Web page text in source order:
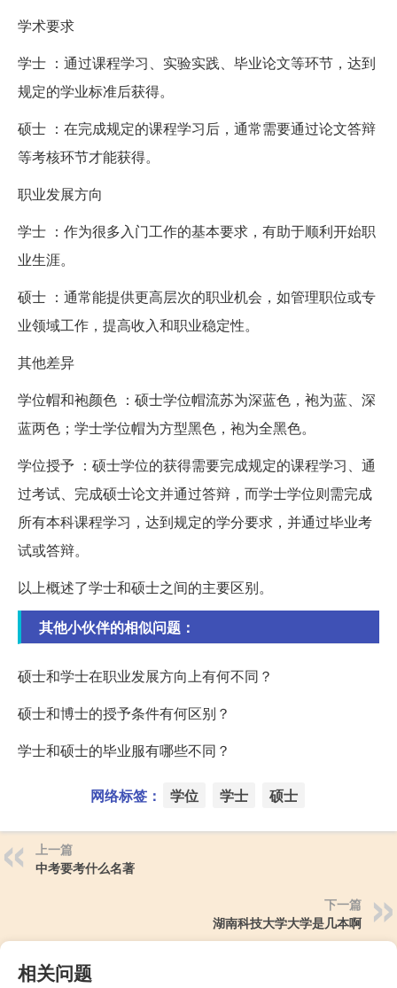
学术要求
学士 ：通过课程学习、实验实践、毕业论文等环节，达到
规定的学业标准后获得。
硕士 ：在完成规定的课程学习后，通常需要通过论文答辩
等考核环节才能获得。
职业发展方向
学士 ：作为很多入门工作的基本要求，有助于顺利开始职
业生涯。
硕士 ：通常能提供更高层次的职业机会，如管理职位或专
业领域工作，提高收入和职业稳定性。
其他差异
学位帽和袍颜色 ：硕士学位帽流苏为深蓝色，袍为蓝、深
蓝两色；学士学位帽为方型黑色，袍为全黑色。
学位授予 ：硕士学位的获得需要完成规定的课程学习、通
过考试、完成硕士论文并通过答辩，而学士学位则需完成
所有本科课程学习，达到规定的学分要求，并通过毕业考
试或答辩。
以上概述了学士和硕士之间的主要区别。
其他小伙伴的相似问题：
硕士和学士在职业发展方向上有何不同？
硕士和博士的授予条件有何区别？
学士和硕士的毕业服有哪些不同？
网络标签： 学位 学士 硕士
上一篇
中考要考什么名著
下一篇
湖南科技大学大学是几本啊
相关问题